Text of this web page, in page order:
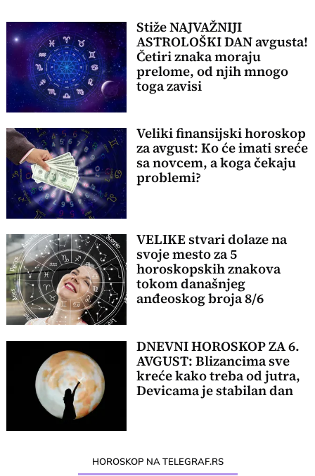
Stiže NAJVAŽNIJI
ASTROLOŠKI DAN avgusta!
Četiri znaka moraju
prelome, od njih mnogo
toga zavisi
Veliki finansijski horoskop
za avgust: Ko će imati sreće
sa novcem, a koga čekaju
problemi?
VELIKE stvari dolaze na
svoje mesto za 5
horoskopskih znakova
tokom današnjeg
anđeoskog broja 8/6
DNEVNI HOROSKOP ZA 6.
AVGUST: Blizancima sve
kreće kako treba od jutra,
Devicama je stabilan dan
HOROSKOP NA TELEGRAF.RS